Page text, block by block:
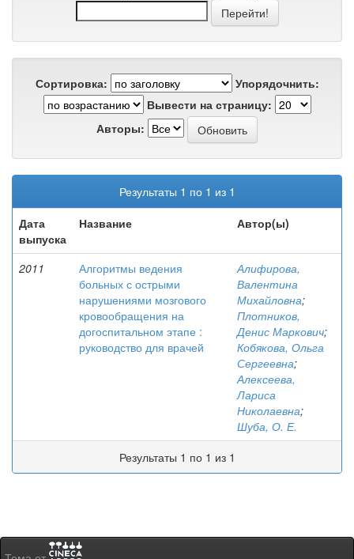
Сортировка:
Упорядочнить:
Вывести на страницу:
Авторы:
Результаты 1 по 1 из 1
Дата
выпуска
Название Автор(ы)
2011
Алгоритмы ведения
больных с острыми
нарушениями мозгового
кровообращения на
догоспитальном этапе :
руководство для врачей
Алифирова,
Валентина
Михайловна;
Плотников,
Денис Маркович;
Кобякова, Ольга
Сергеевна;
Алексеева,
Лариса
Николаевна;
Шуба, О. Е.
Результаты 1 по 1 из 1